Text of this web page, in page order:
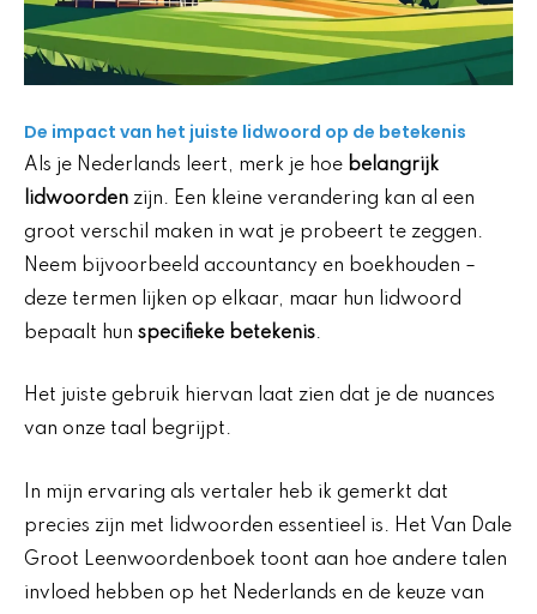
De impact van het juiste lidwoord op de betekenis
Als je Nederlands leert, merk je hoe belangrijk
lidwoorden zijn. Een kleine verandering kan al een
groot verschil maken in wat je probeert te zeggen.
Neem bijvoorbeeld accountancy en boekhouden –
deze termen lijken op elkaar, maar hun lidwoord
bepaalt hun specifieke betekenis.
Het juiste gebruik hiervan laat zien dat je de nuances
van onze taal begrijpt.
In mijn ervaring als vertaler heb ik gemerkt dat
precies zijn met lidwoorden essentieel is. Het Van Dale
Groot Leenwoordenboek toont aan hoe andere talen
invloed hebben op het Nederlands en de keuze van